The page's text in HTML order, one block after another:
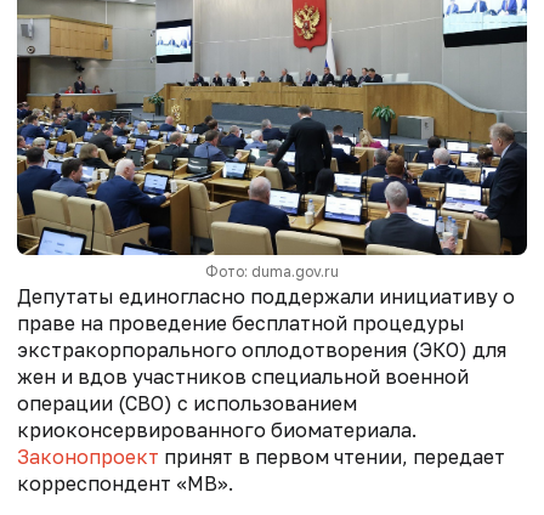
Фото: duma.gov.ru
Депутаты единогласно поддержали инициативу о
праве на проведение бесплатной процедуры
экстракорпорального оплодотворения (ЭКО) для
жен и вдов участников специальной военной
операции (СВО) с использованием
криоконсервированного биоматериала.
Законопроект принят в первом чтении, передает
корреспондент «МВ».